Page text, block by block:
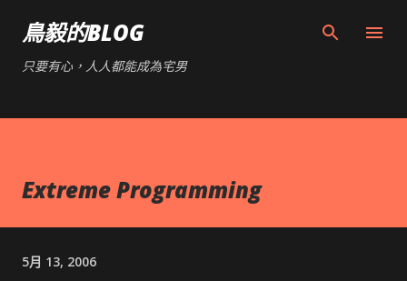
鳥毅的BLOG
只要有心，人人都能成為宅男
Extreme Programming
5月 13, 2006